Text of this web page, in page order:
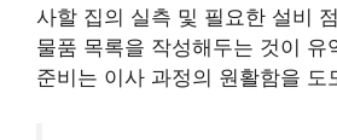
사할 집의 실측 및 필요한 설비
물품 목록을 작성해두는 것이 유
준비는 이사 과정의 원활함을 도